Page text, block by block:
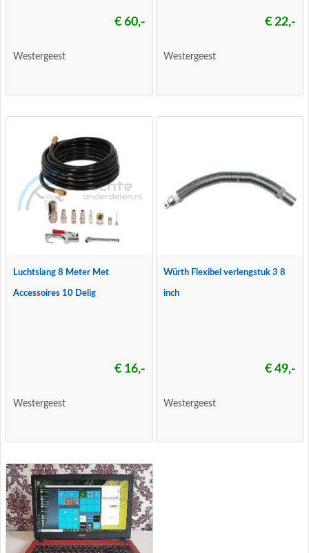
€ 60,-
Westergeest
€ 22,-
Westergeest
Luchtslang 8 Meter Met
Accessoires 10 Delig
€ 16,-
Westergeest
Würth Flexibel verlengstuk 3 8
inch
€ 49,-
Westergeest